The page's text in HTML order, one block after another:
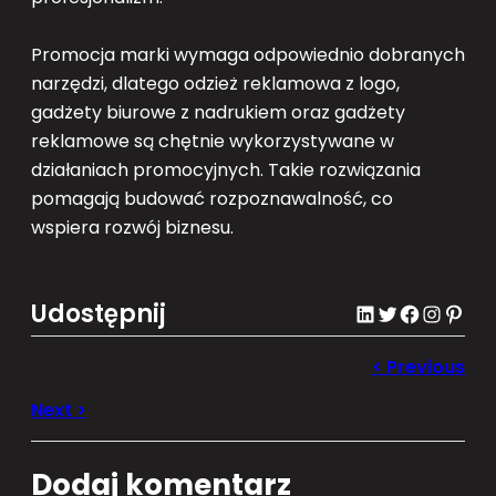
Promocja marki wymaga odpowiednio dobranych
narzędzi, dlatego odzież reklamowa z logo,
gadżety biurowe z nadrukiem oraz gadżety
reklamowe są chętnie wykorzystywane w
działaniach promocyjnych. Takie rozwiązania
pomagają budować rozpoznawalność, co
wspiera rozwój biznesu.
Udostępnij LinkedIn Twitter Facebook Instagram Pinterest
Dodaj komentarz